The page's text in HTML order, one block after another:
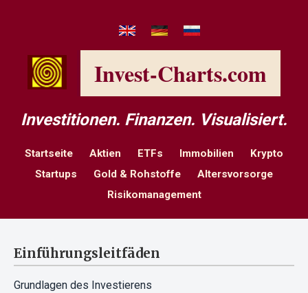
Invest-Charts.com
Investitionen. Finanzen. Visualisiert.
Startseite Aktien ETFs Immobilien
Krypto
Startups
Gold & Rohstoffe
Altersvorsorge
Risikomanagement
Einführungsleitfäden
Grundlagen des Investierens